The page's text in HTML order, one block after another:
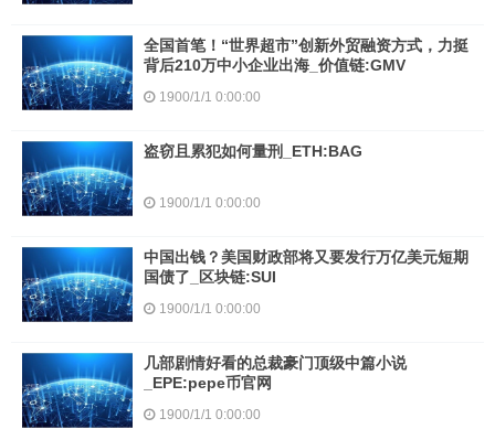
全国首笔！“世界超市”创新外贸融资方式，力挺
背后210万中小企业出海_价值链:GMV
1900/1/1 0:00:00
盗窃且累犯如何量刑_ETH:BAG
1900/1/1 0:00:00
中国出钱？美国财政部将又要发行万亿美元短期
国债了_区块链:SUI
1900/1/1 0:00:00
几部剧情好看的总裁豪门顶级中篇小说
_EPE:pepe币官网
1900/1/1 0:00:00